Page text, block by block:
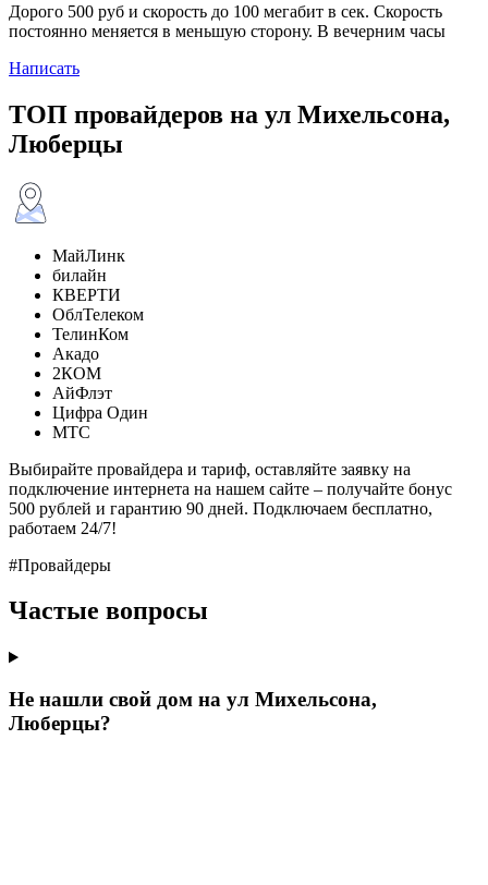
Дорого 500 руб и скорость до 100 мегабит в сек. Скорость
постоянно меняется в меньшую сторону. В вечерним часы
Написать
ТОП провайдеров на ул Михельсона,
Люберцы
МайЛинк
билайн
КВЕРТИ
ОблТелеком
ТелинКом
Акадо
2КОМ
АйФлэт
Цифра Один
МТС
Выбирайте провайдера и тариф, оставляйте заявку на
подключение интернета на нашем сайте – получайте бонус
500 рублей и гарантию 90 дней. Подключаем бесплатно,
работаем 24/7!
#Провайдеры
Частые вопросы
Не нашли свой дом на ул Михельсона,
Люберцы?